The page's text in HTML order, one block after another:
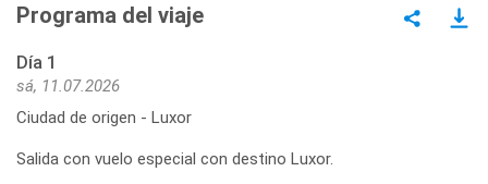
Programa del viaje
Día 1
sá, 11.07.2026
Ciudad de origen - Luxor
Salida con vuelo especial con destino Luxor.